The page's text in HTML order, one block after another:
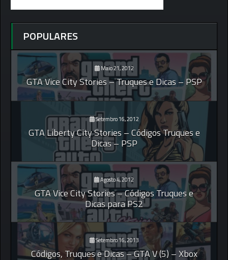
POPULARES
Maio 21, 2012
GTA Vice City Stories – Truques e Dicas – PSP
Setembro 16, 2012
GTA Liberty City Stories – Códigos Truques e
Dicas – PSP
Agosto 4, 2012
GTA Vice City Stories – Códigos Truques e
Dicas para PS2
Setembro 16, 2013
Códigos, Truques e Dicas – GTA V (5) – Xbox